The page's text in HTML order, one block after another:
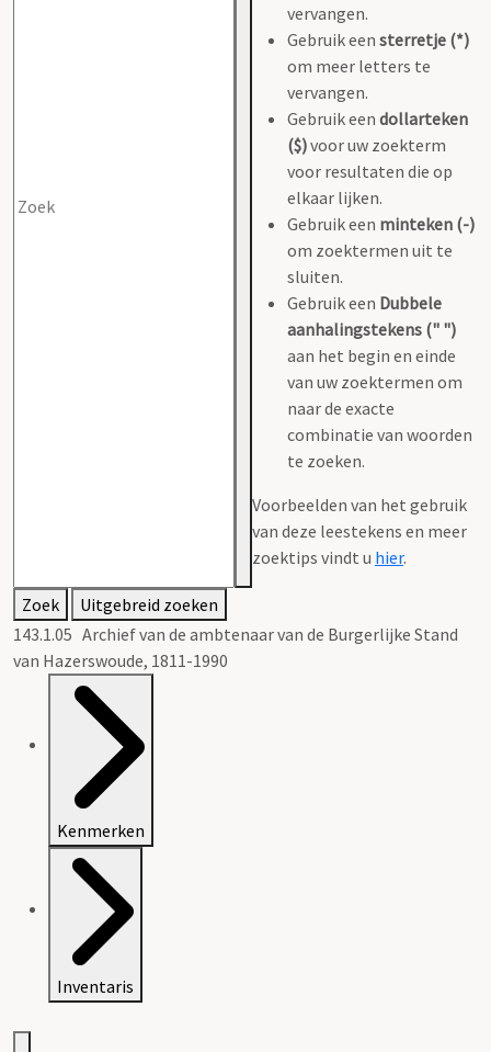
vervangen.
Gebruik een sterretje (*)
om meer letters te
vervangen.
Gebruik een dollarteken
($)voor uw zoekterm
voor resultaten die op
elkaar lijken.
Gebruik een minteken (-)
om zoektermen uit te
sluiten.
Gebruik een Dubbele
aanhalingstekens (" ")
aan het begin en einde
van uw zoektermen om
naar de exacte
combinatie van woorden
te zoeken.
Voorbeelden van het gebruik
van deze leestekens en meer
zoektips vindt u hier.
Zoek
Uitgebreid zoeken
143.1.05 Archief van de ambtenaar van de Burgerlijke Stand
van Hazerswoude, 1811-1990
Kenmerken
Inventaris